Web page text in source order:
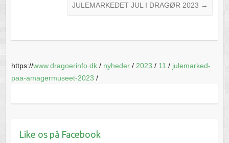
JULEMARKEDET JUL I DRAGØR 2023 →
https://www.dragoerinfo.dk/ nyheder/ 2023 / 11 / julemarked-
paa-amagermuseet-2023 /
Like os på Facebook